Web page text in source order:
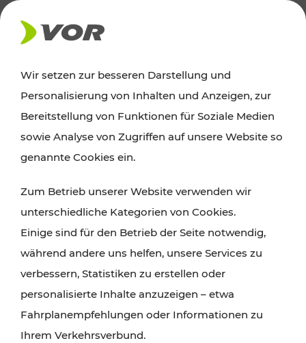
AKTUELLES
Ausflugstipps
Wien, Niederösterreich und das Burgenland
Wanderungen, Kultur und Gastronomie,
Radtouren oder purer Naturgenuss – viele
Attraktionen sind mit den Ticket- und Fahrplan-
Angeboten des VOR gut und schnell erreichbar.
Wir setzen zur besseren Darstellung und
Personalisierung von Inhalten und Anzeigen, zur
Bereitstellung von Funktionen für Soziale Medien
sowie Analyse von Zugriffen auf unsere Website so
genannte Cookies ein.
Zum Betrieb unserer Website verwenden wir
unterschiedliche Kategorien von Cookies.
Einige sind für den Betrieb der Seite notwendig,
während andere uns helfen, unsere Services zu
verbessern, Statistiken zu erstellen oder
personalisierte Inhalte anzuzeigen – etwa
Fahrplanempfehlungen oder Informationen zu
Ihrem Verkehrsverbund.